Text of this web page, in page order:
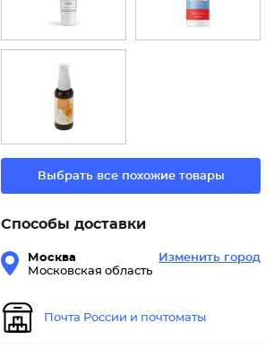
Выбрать все похожие товары
Способы доставки
Москва
Московская область
Изменить город
Почта России и почтоматы